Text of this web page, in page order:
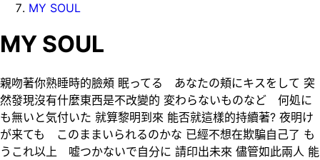
MY SOUL
MY SOUL
親吻著你熟睡時的臉頰 眠ってる あなたの頬にキスをして 突
然發現沒有什麼東西是不改變的 変わらないものなど 何処に
も無いと気付いた 就算黎明到來 能否就這樣的持續著? 夜明け
が来ても このままいられるのかな 已經不想在欺騙自己了 も
うこれ以上 嘘つかないで自分に 請印出未來 儘管如此兩人 能